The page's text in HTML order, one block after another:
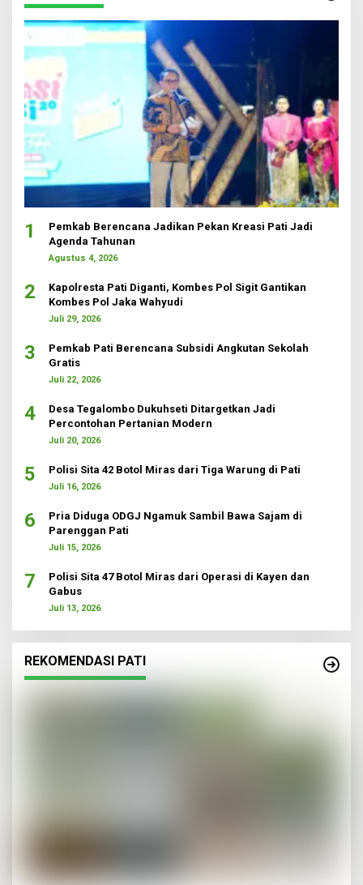
1
Pemkab Berencana Jadikan Pekan Kreasi Pati Jadi
Agenda Tahunan
Agustus 4, 2026
2
Kapolresta Pati Diganti, Kombes Pol Sigit Gantikan
Kombes Pol Jaka Wahyudi
Juli 29, 2026
3
Pemkab Pati Berencana Subsidi Angkutan Sekolah
Gratis
Juli 22, 2026
4
Desa Tegalombo Dukuhseti Ditargetkan Jadi
Percontohan Pertanian Modern
Juli 20, 2026
5 Polisi Sita 42 Botol Miras dari Tiga Warung di Pati
Juli 16, 2026
6
Pria Diduga ODGJ Ngamuk Sambil Bawa Sajam di
Parenggan Pati
Juli 15, 2026
7
Polisi Sita 47 Botol Miras dari Operasi di Kayen dan
Gabus
Juli 13, 2026
REKOMENDASI PATI